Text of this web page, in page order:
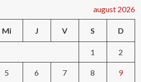
august 2026
Mi J V S D
1 2
5 6 7 8 9